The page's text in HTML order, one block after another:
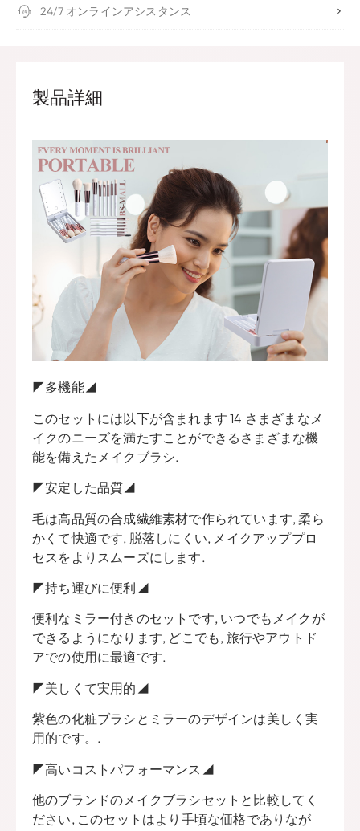
24/7 オンラインアシスタンス
製品詳細
◤多機能◢
このセットには以下が含まれます 14 さまざまなメ
イクのニーズを満たすことができるさまざまな機
能を備えたメイクブラシ.
◤安定した品質◢
毛は高品質の合成繊維素材で作られています, 柔ら
かくて快適です, 脱落しにくい, メイクアッププロ
セスをよりスムーズにします.
◤持ち運びに便利◢
便利なミラー付きのセットです, いつでもメイクが
できるようになります, どこでも, 旅行やアウトド
アでの使用に最適です.
◤美しくて実用的◢
紫色の化粧ブラシとミラーのデザインは美しく実
用的です。.
◤高いコストパフォーマンス◢
他のブランドのメイクブラシセットと比較してく
ださい, このセットはより手頃な価格でありなが